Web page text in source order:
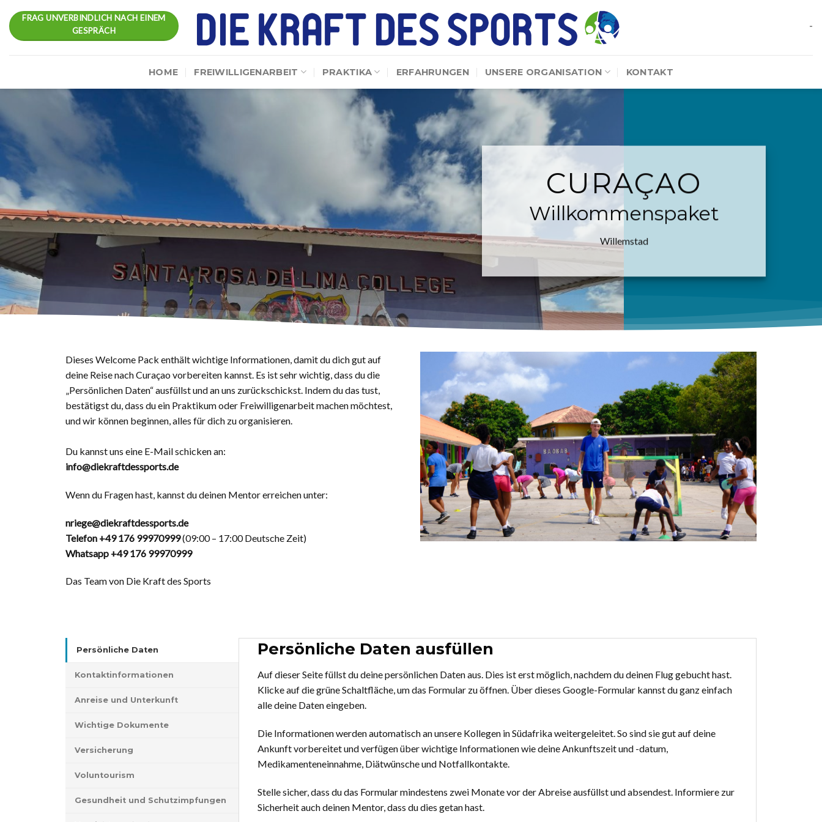
content
FRAG UNVERBINDLICH NACH EINEM
GESPRÄCH
-
HOME FREIWILLIGENARBEIT PRAKTIKA ERFAHRUNGEN UNSERE ORGANISATION KONTAKT
CURAÇAO
Willkommenspaket
Willemstad
Dieses Welcome Pack enthält wichtige Informationen, damit du dich gut auf
deine Reise nach Curaçao vorbereiten kannst. Es ist sehr wichtig, dass du die
„Persönlichen Daten“ ausfüllst und an uns zurückschickst. Indem du das tust,
bestätigst du, dass du ein Praktikum oder Freiwilligenarbeit machen möchtest,
und wir können beginnen, alles für dich zu organisieren.
Du kannst uns eine E-Mail schicken an:
info@diekraftdessports.de
Wenn du Fragen hast, kannst du deinen Mentor erreichen unter:
nriege@diekraftdessports.de
Telefon +49 176 99970999(09:00 – 17:00 Deutsche Zeit)
Whatsapp +49 176 99970999
Das Team von Die Kraft des Sports
Persönliche Daten
Kontaktinformationen
Anreise und Unterkunft
Wichtige Dokumente
Versicherung
Voluntourism
Gesundheit und Schutzimpfungen
Persönliche Daten ausfüllen
Auf dieser Seite füllst du deine persönlichen Daten aus. Dies ist erst möglich, nachdem du deinen Flug gebucht hast.
Klicke auf die grüne Schaltfläche, um das Formular zu öffnen. Über dieses Google-Formular kannst du ganz einfach
alle deine Daten eingeben.
Die Informationen werden automatisch an unsere Kollegen in Südafrika weitergeleitet. So sind sie gut auf deine
Ankunft vorbereitet und verfügen über wichtige Informationen wie deine Ankunftszeit und -datum,
Medikamenteneinnahme, Diätwünsche und Notfallkontakte.
Stelle sicher, dass du das Formular mindestens zwei Monate vor der Abreise ausfüllst und absendest. Informiere zur
Sicherheit auch deinen Mentor, dass du dies getan hast.